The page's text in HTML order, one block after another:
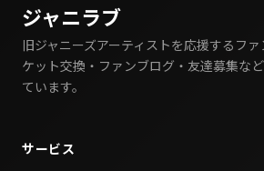
ジャニラブ
旧ジャニーズアーティストを応援するフ
ケット交換・ファンブログ・友達募集な
ています。
サービス